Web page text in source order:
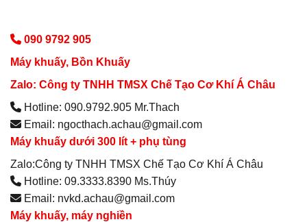
090 9792 905
Máy khuấy, Bồn Khuấy
Zalo: Công ty TNHH TMSX Chế Tạo Cơ Khí Á Châu
Hotline: 090.9792.905 Mr.Thach
Email: ngocthach.achau@gmail.com
Máy khuấy dưới 300 lít + phụ tùng
Zalo:Công ty TNHH TMSX Chế Tạo Cơ Khí Á Châu
Hotline: 09.3333.8390 Ms.Thúy
Email: nvkd.achau@gmail.com
Máy khuấy, máy nghiền